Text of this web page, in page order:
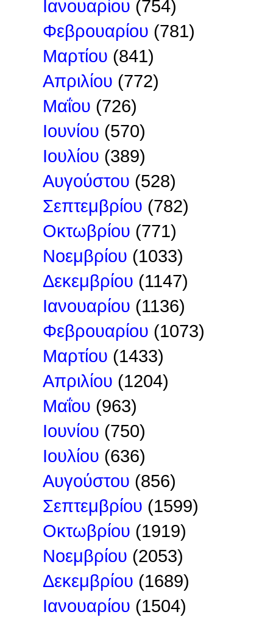
Ιανουαρίου (754)
Φεβρουαρίου (781)
Μαρτίου (841)
Απριλίου (772)
Μαΐου (726)
Ιουνίου (570)
Ιουλίου (389)
Αυγούστου (528)
Σεπτεμβρίου (782)
Οκτωβρίου (771)
Νοεμβρίου (1033)
Δεκεμβρίου (1147)
Ιανουαρίου (1136)
Φεβρουαρίου (1073)
Μαρτίου (1433)
Απριλίου (1204)
Μαΐου (963)
Ιουνίου (750)
Ιουλίου (636)
Αυγούστου (856)
Σεπτεμβρίου (1599)
Οκτωβρίου (1919)
Νοεμβρίου (2053)
Δεκεμβρίου (1689)
Ιανουαρίου (1504)